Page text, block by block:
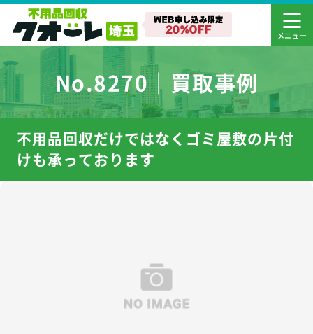
No.8270｜買取事例
不用品回収だけではなくゴミ屋敷の片付
けも承っております